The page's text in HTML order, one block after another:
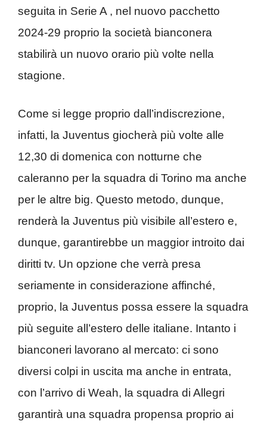
seguita in Serie A , nel nuovo pacchetto
2024-29 proprio la società bianconera
stabilirà un nuovo orario più volte nella
stagione.
Come si legge proprio dall’indiscrezione,
infatti, la Juventus giocherà più volte alle
12,30 di domenica con notturne che
caleranno per la squadra di Torino ma anche
per le altre big. Questo metodo, dunque,
renderà la Juventus più visibile all’estero e,
dunque, garantirebbe un maggior introito dai
diritti tv. Un opzione che verrà presa
seriamente in considerazione affinché,
proprio, la Juventus possa essere la squadra
più seguite all’estero delle italiane. Intanto i
bianconeri lavorano al mercato: ci sono
diversi colpi in uscita ma anche in entrata,
con l’arrivo di Weah, la squadra di Allegri
garantirà una squadra propensa proprio ai